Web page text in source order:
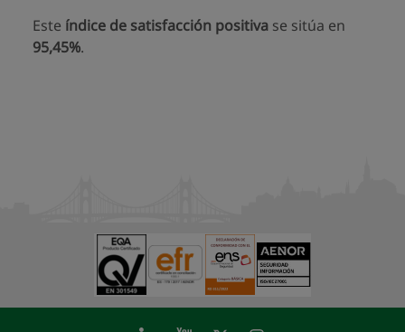
Este índice de satisfacción positiva se sitúa en
95,45%.